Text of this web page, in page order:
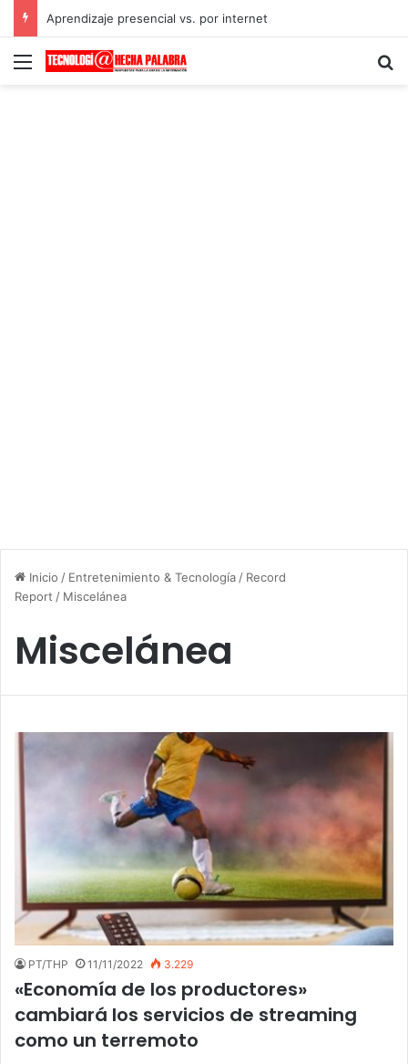
Aprendizaje presencial vs. por internet
Menú
Inicio / Entretenimiento & Tecnología / Record
Report / Miscelánea
Miscelánea
PT/THP 11/11/2022 3.229
«Economía de los productores»
cambiará los servicios de streaming
como un terremoto